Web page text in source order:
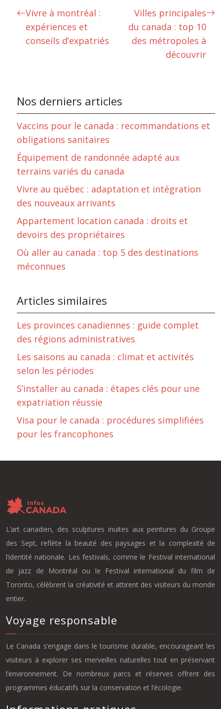
Vivre à montréal :
expériences et
conseils d’expatriés
Villes principales
du canada : top 10
des métropoles à
découvrir
Nos derniers articles
Vaccins pour le canada : recommandations et
obligations sanitaires
Équipement de randonnée adapté aux
terrains variés du canada
Vivre au québec : adaptation et intégration
des nouveaux arrivants
Appartement location canada : droits et
devoirs des propriétaires
Où aller au canada : top 5 des destinations
méconnues
Articles similaires
Les provinces canadiennes : guide complet
des régions administratives
Les saisons au canada : climat et activités
selon les périodes
S’installer au canada : étapes clés pour une
expatriation réussie
Visa pour le canada : procédures simplifiées
pour les francophones
L’art canadien, des sculptures inuites aux peintures du Groupe
des Sept, reflète la beauté des paysages et la complexité de
l’identité nationale. Les festivals, comme le Festival international
de jazz de Montréal ou le Festival international du film de
Toronto, célèbrent la créativité et attirent des visiteurs du monde
entier.
Voyage responsable
Le Canada s’engage dans le tourisme durable, encourageant les
visiteurs à explorer ses merveilles naturelles tout en préservant
l’environnement. De nombreux parcs et réserves offrent des
programmes éducatifs sur la conservation et l’écologie.